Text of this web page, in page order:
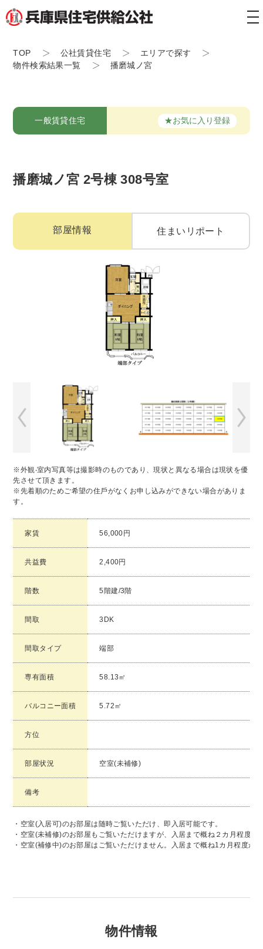
TOP 公社賃貸住宅
エリアで探す
物件検索結果一覧
播磨城ノ宮
一般賃貸住宅 ★お気に入り登録
播磨城ノ宮 2号棟 308号室
部屋情報 住まいリポート
※外観‧室内写真等は撮影時のものであり、現状と異なる場合は現状を優
先させて頂きます。
※先着順のためご希望の住⼾がなくお申し込みができない場合がありま
す。
家賃 56,000円
共益費 2,400円
階数 5階建/3階
間取 3DK
間取タイプ 端部
専有面積 58.13㎡
バルコニー面積 5.72㎡
方位
部屋状況 空室(未補修)
備考
・空室(入居可)のお部屋は随時ご覧いただけ、即入居可能です。
・空室(未補修)のお部屋もご覧いただけますが、入居まで概ね２カ月程度か
・空室(補修中)のお部屋はご覧いただけません。入居まで概ね1カ月程度か
物件情報